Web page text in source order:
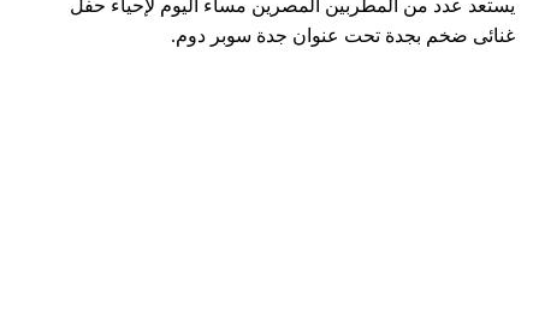
يستعد عدد من المطربين المصرين مساء اليوم لإحياء حفل
غنائى ضخم بجدة تحت عنوان جدة سوبر دوم.